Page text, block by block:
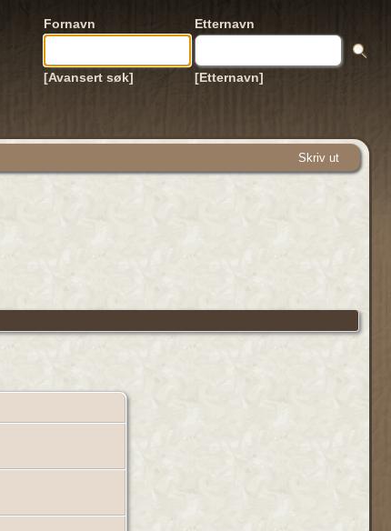
Fornavn Etternavn
[Avansert søk] [Etternavn]
Skriv ut